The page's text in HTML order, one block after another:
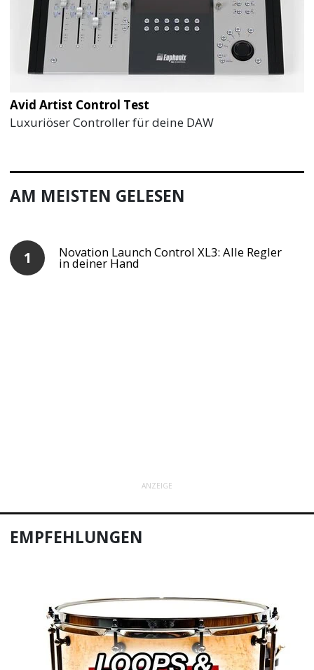
Avid Artist Control Test
Luxuriöser Controller für deine DAW
AM MEISTEN GELESEN
Novation Launch Control XL3: Alle Regler
in deiner Hand
ANZEIGE
EMPFEHLUNGEN